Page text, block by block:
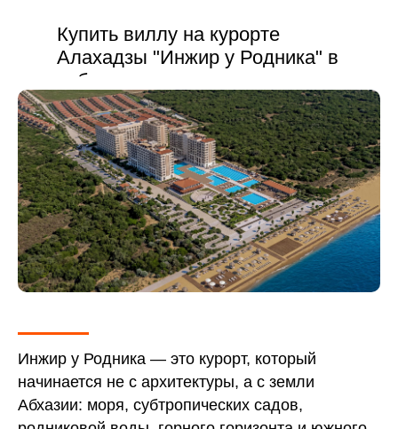
Купить виллу на курорте
Алахадзы "Инжир у Родника" в
собственность можно в
рассрочку от застройщика на
индивидуальных условиях.
Старт продаж!
Инжир у Родника — это курорт, который
начинается не с архитектуры, а с земли
Абхазии: моря, субтропических садов,